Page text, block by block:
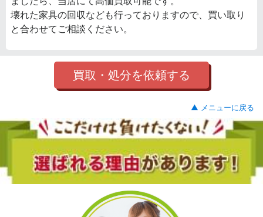
壊れた家具の回収なども行っておりますので、買い取り
と合わせてご相談ください。
買取・処分を依頼する
▲ メニューに戻る